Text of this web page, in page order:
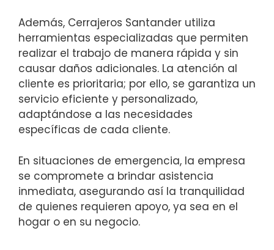
Además, Cerrajeros Santander utiliza
herramientas especializadas que permiten
realizar el trabajo de manera rápida y sin
causar daños adicionales. La atención al
cliente es prioritaria; por ello, se garantiza un
servicio eficiente y personalizado,
adaptándose a las necesidades
específicas de cada cliente.
En situaciones de emergencia, la empresa
se compromete a brindar asistencia
inmediata, asegurando así la tranquilidad
de quienes requieren apoyo, ya sea en el
hogar o en su negocio.